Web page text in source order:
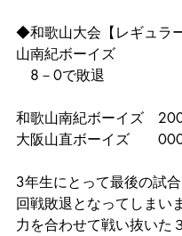
◆和歌山大会【レギュラ
山南紀ボーイズ
8－0で敗退
和歌山南紀ボーイズ　
大阪山直ボーイズ　　
3年生にとって最後の試
回戦敗退となってしまい
力を合わせて戦い抜いた